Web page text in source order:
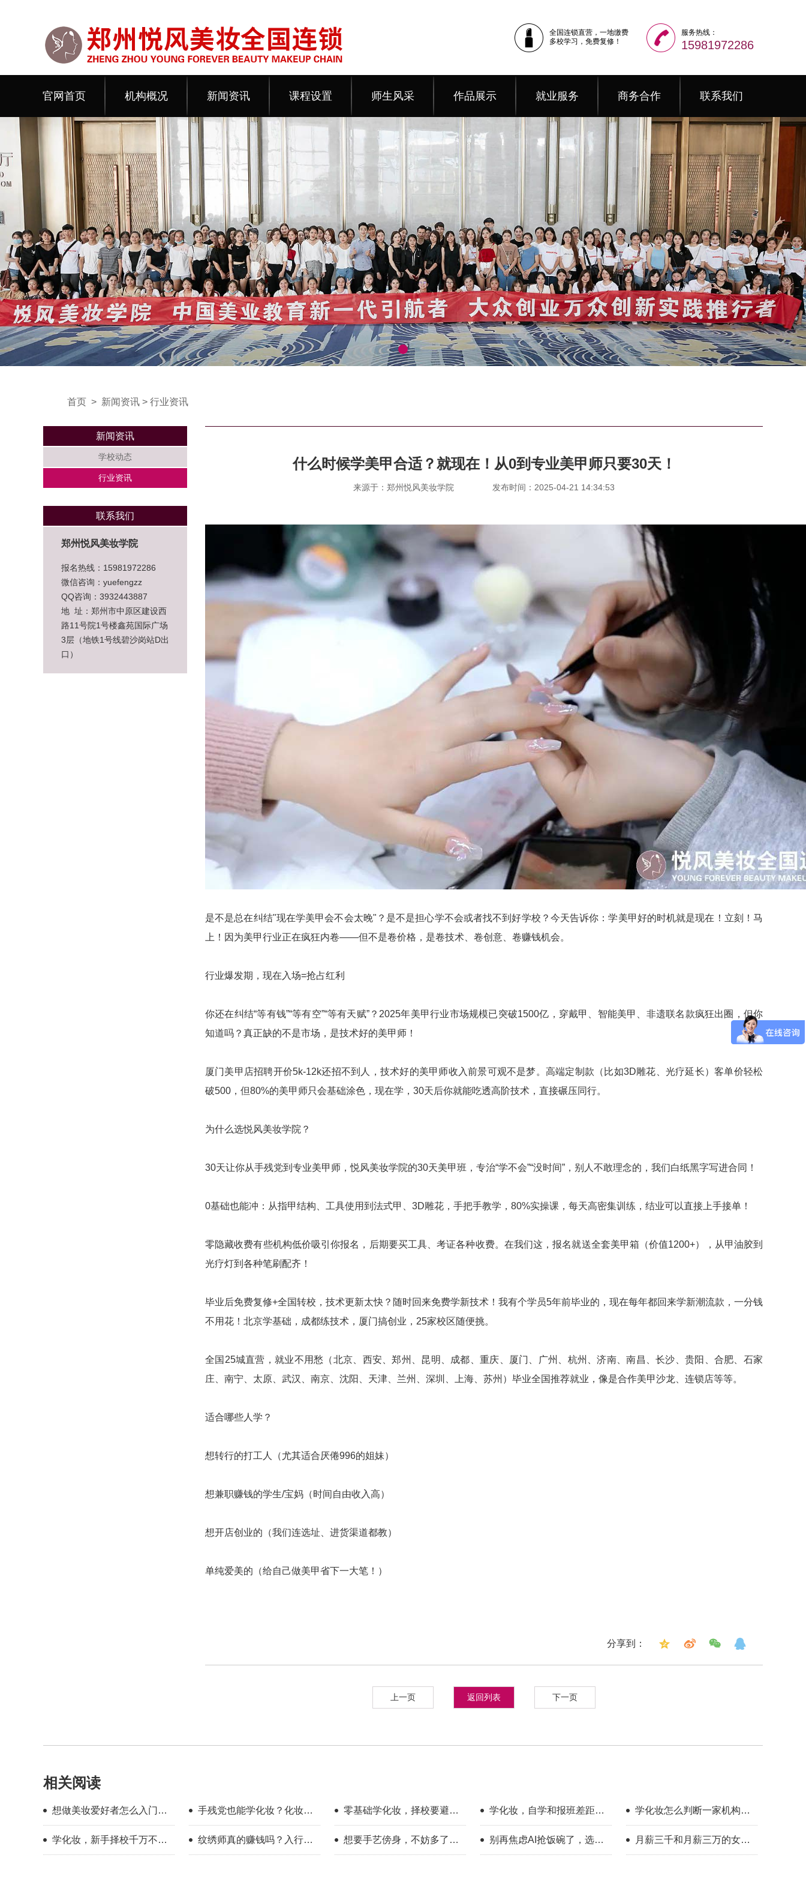
全国连锁直营，一地缴费
多校学习，免费复修！
服务热线：
15981972286
官网首页 机构概况 新闻资讯 课程设置 师生风采 作品展示 就业服务 商务合作 联系我们
首页 > 新闻资讯 > 行业资讯
新闻资讯
学校动态
行业资讯
联系我们
郑州悦风美妆学院
报名热线：15981972286
微信咨询：yuefengzz
QQ咨询：3932443887
地 址：郑州市中原区建设西
路11号院1号楼鑫苑国际广场
3层（地铁1号线碧沙岗站D出
口）
什么时候学美甲合适？就现在！从0到专业美甲师只要30天！
来源于：郑州悦风美妆学院 发布时间：2025-04-21 14:34:53
是不是总在纠结"现在学美甲会不会太晚"？是不是担心学不会或者找不到好学校？今天告诉你：学美甲好的时机就是现在！立刻！马
上！因为美甲行业正在疯狂内卷——但不是卷价格，是卷技术、卷创意、卷赚钱机会。
行业爆发期，现在入场=抢占红利
你还在纠结“等有钱”“等有空”“等有天赋”？2025年美甲行业市场规模已突破1500亿，穿戴甲、智能美甲、非遗联名款疯狂出圈，但你
知道吗？真正缺的不是市场，是技术好的美甲师！
厦门美甲店招聘开价5k-12k还招不到人，技术好的美甲师收入前景可观不是梦。高端定制款（比如3D雕花、光疗延长）客单价轻松
破500，但80%的美甲师只会基础涂色，现在学，30天后你就能吃透高阶技术，直接碾压同行。
为什么选悦风美妆学院？
30天让你从手残党到专业美甲师，悦风美妆学院的30天美甲班，专治“学不会”“没时间”，别人不敢理念的，我们白纸黑字写进合同！
0基础也能冲：从指甲结构、工具使用到法式甲、3D雕花，手把手教学，80%实操课，每天高密集训练，结业可以直接上手接单！
零隐藏收费有些机构低价吸引你报名，后期要买工具、考证各种收费。在我们这，报名就送全套美甲箱（价值1200+），从甲油胶到
光疗灯到各种笔刷配齐！
毕业后免费复修+全国转校，技术更新太快？随时回来免费学新技术！我有个学员5年前毕业的，现在每年都回来学新潮流款，一分钱
不用花！北京学基础，成都练技术，厦门搞创业，25家校区随便挑。
全国25城直营，就业不用愁（北京、西安、郑州、昆明、成都、重庆、厦门、广州、杭州、济南、南昌、长沙、贵阳、合肥、石家
庄、南宁、太原、武汉、南京、沈阳、天津、兰州、深圳、上海、苏州）毕业全国推荐就业，像是合作美甲沙龙、连锁店等等。
适合哪些人学？
想转行的打工人（尤其适合厌倦996的姐妹）
想兼职赚钱的学生/宝妈（时间自由收入高）
想开店创业的（我们连选址、进货渠道都教）
单纯爱美的（给自己做美甲省下一大笔！）
分享到：
相关阅读
想做美妆爱好者怎么入门？
新手入门完整流程指南
手残党也能学化妆？化妆学
校怎么选？
零基础学化妆，择校要避开
哪些误区？
学化妆，自学和报班差距到
底有多大？
学化妆怎么判断一家机构教
学靠不靠谱？
学化妆，新手择校千万不要
只看外表
纹绣师真的赚钱吗？入行半
年的真实感受
想要手艺傍身，不妨多了解
一下美业这个方向
别再焦虑AI抢饭碗了，选对
赛道，普通人照样有出路
月薪三千和月薪三万的女
生，差的是一门可变现的手
上一页 返回列表 下一页